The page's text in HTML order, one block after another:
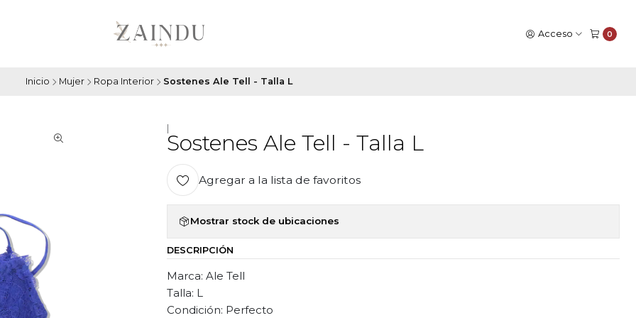
Acceso 0
Inicio Mujer Ropa Interior Sostenes Ale Tell - Talla L
Sostenes Ale Tell - Talla L
Agregar a la lista de favoritos
Mostrar stock de ubicaciones
DESCRIPCIÓN
Marca: Ale Tell
Talla: L
Condición: Perfecto